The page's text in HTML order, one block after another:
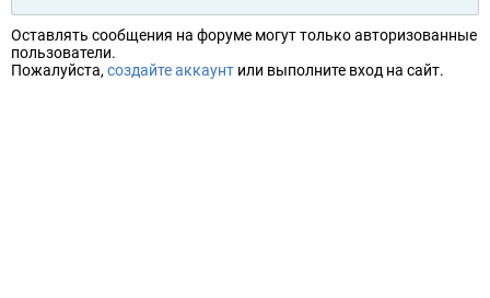
Оставлять сообщения на форуме могут только авторизованные
пользователи.
Пожалуйста, создайте аккаунт или выполните вход на сайт.